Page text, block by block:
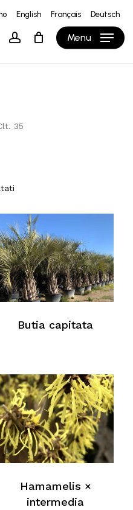
English Français Deutsch
account Menu
Close
Cart
35
Close
Filters
Butia capitata
Hamamelis ×
intermedia